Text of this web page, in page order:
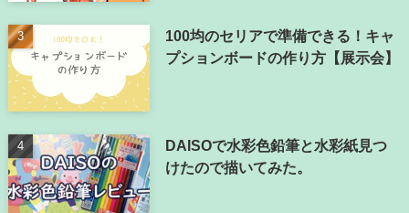
100均のセリアで準備できる！キャ
プションボードの作り方【展示会】
DAISOで水彩色鉛筆と水彩紙見つ
けたので描いてみた。